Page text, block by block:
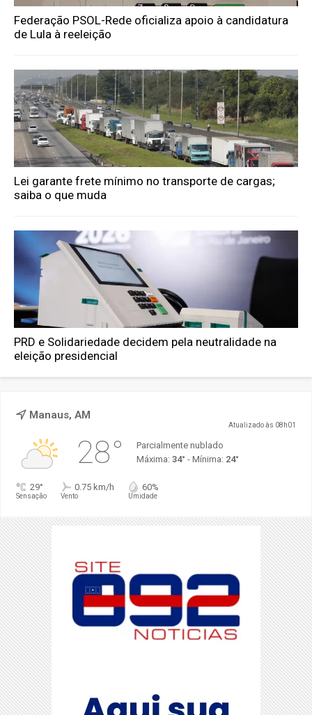
Federação PSOL-Rede oficializa apoio à candidatura
de Lula à reeleição
Lei garante frete mínimo no transporte de cargas;
saiba o que muda
PRD e Solidariedade decidem pela neutralidade na
eleição presidencial
Manaus, AM
Atualizado às 08h01
28°
Parcialmente nublado
Máxima: 34° - Mínima: 24°
29°
Sensação
0.75 km/h
Vento
60%
Umidade